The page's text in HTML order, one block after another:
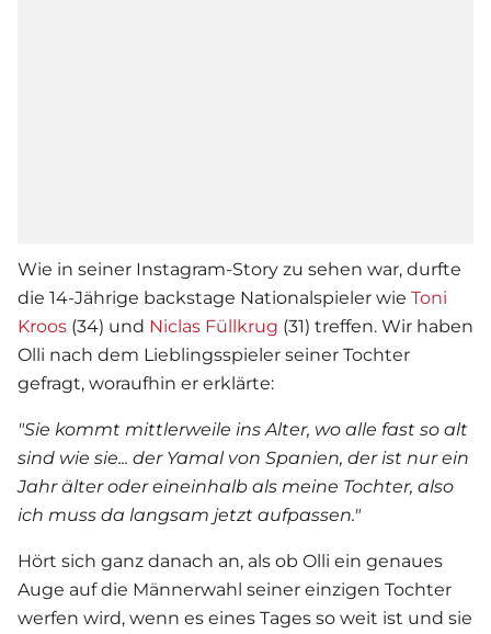
Wie in seiner Instagram-Story zu sehen war, durfte
die 14-Jährige backstage Nationalspieler wie Toni
Kroos (34) und Niclas Füllkrug (31) treffen. Wir haben
Olli nach dem Lieblingsspieler seiner Tochter
gefragt, woraufhin er erklärte:
"Sie kommt mittlerweile ins Alter, wo alle fast so alt
sind wie sie... der Yamal von Spanien, der ist nur ein
Jahr älter oder eineinhalb als meine Tochter, also
ich muss da langsam jetzt aufpassen."
Hört sich ganz danach an, als ob Olli ein genaues
Auge auf die Männerwahl seiner einzigen Tochter
werfen wird, wenn es eines Tages so weit ist und sie